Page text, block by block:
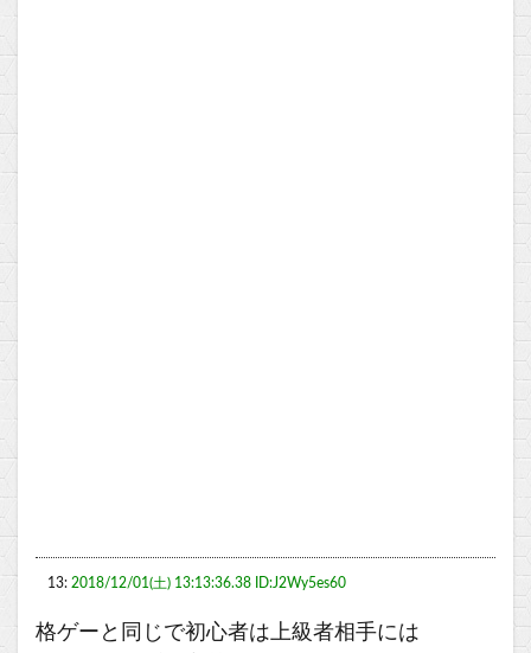
13: 2018/12/01(土) 13:13:36.38 ID:J2Wy5es60
格ゲーと同じで初心者は上級者相手には